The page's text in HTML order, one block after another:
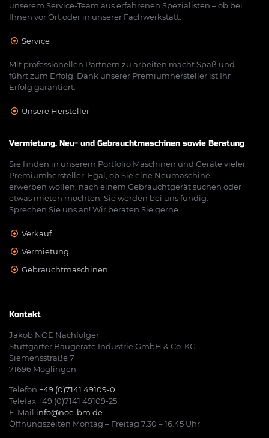
unserem Service-Team aus erfahrenen Spezialisten – ob bei
Ihnen vor Ort oder in unserer Fachwerkstatt.
Service
Mit professionellen Partnern zu arbeiten macht Spaß und
führt zum Erfolg. Dank unserer Premiumhersteller ist Ihr
Erfolg garantiert.
Unsere Hersteller
Vermietung, Neu- und Gebrauchtmaschinen sowie Beratung
Sie finden in unserem Portfolio Maschinen und Geräte vieler
Premiumhersteller. Egal, ob Sie eine Neumaschine
erwerben wollen, nach einem Gebrauchtgerät suchen oder
etwas mieten möchten: Sie werden bei uns fündig.
Sprechen Sie uns an! Wir beraten Sie gerne.
Verkauf
Vermietung
Gebrauchtmaschinen
Kontakt
Jakob NOE Nachfolger
Stuttgarter Baugeräte Industrie GmbH & Co. KG
Siemensstraße 7
71696 Möglingen
Telefon +49 (0)7141 49109-0
Telefax +49 (0)7141 49109-25
E-Mail info@noe-bm.de
Öffnungszeiten Montag – Freitag 7.30 – 16.45 Uhr